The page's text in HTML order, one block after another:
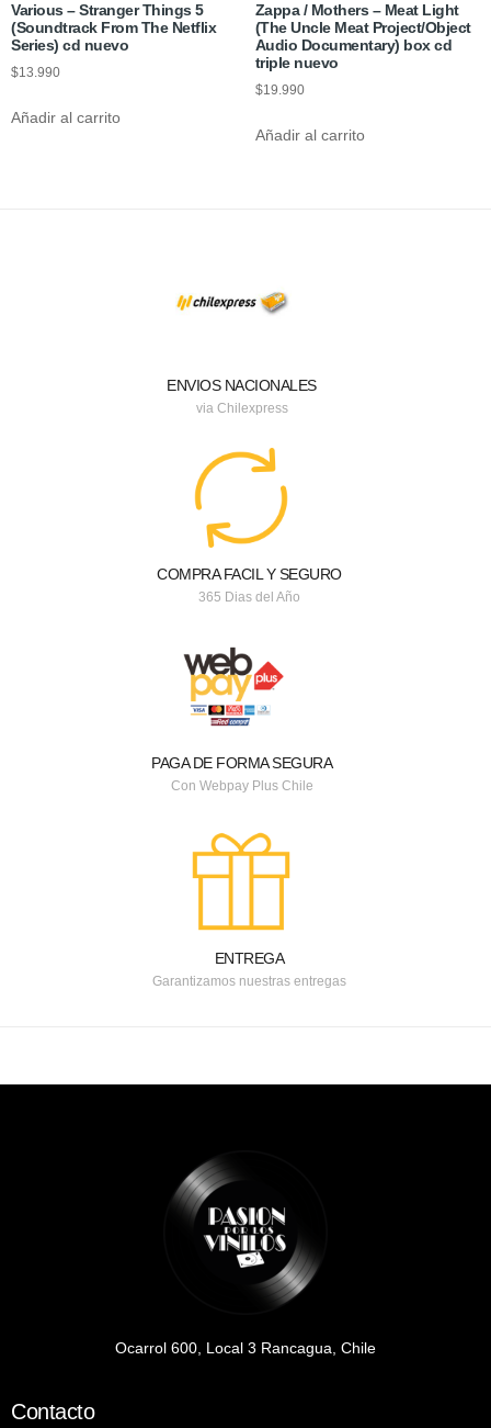
Various – Stranger Things 5
(Soundtrack From The Netflix
Series) cd nuevo
$13.990
Añadir al carrito
Zappa / Mothers – Meat Light
(The Uncle Meat Project/Object
Audio Documentary) box cd
triple nuevo
$19.990
Añadir al carrito
ENVIOS NACIONALES
via Chilexpress
COMPRA FACIL Y SEGURO
365 Dias del Año
PAGA DE FORMA SEGURA
Con Webpay Plus Chile
ENTREGA
Garantizamos nuestras entregas
Ocarrol 600, Local 3 Rancagua, Chile
Contacto